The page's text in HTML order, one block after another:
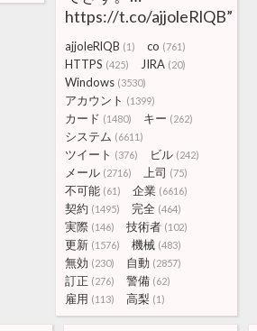
https://t.co/ajjoleRlQB”
ajjoleRlQB (1) co (761)
HTTPS (425) JIRA (20)
Windows (3530)
アカウント (1399)
カード (1480) キー (262)
システム (6611)
ツイート (376) ビル (242)
メール (2716) 上司 (75)
不可能 (61) 企業 (6616)
契約 (1495) 完全 (464)
実際 (146) 技術者 (102)
更新 (1576) 機械 (483)
無効 (230) 自動 (2857)
訂正 (276) 警備 (62)
雇用 (113) 高梨 (1)